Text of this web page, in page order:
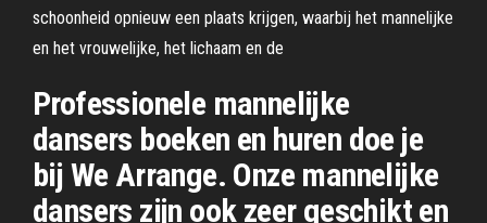
schoonheid opnieuw een plaats krijgen, waarbij het mannelijke
en het vrouwelijke, het lichaam en de
Professionele mannelijke
dansers boeken en huren doe je
bij We Arrange. Onze mannelijke
dansers zijn ook zeer geschikt en